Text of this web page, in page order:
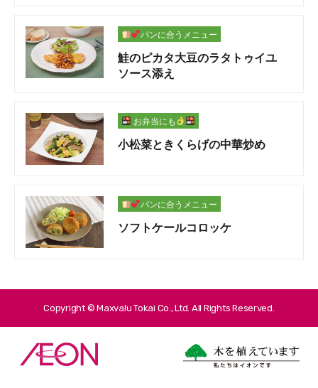
パンに合うメニュー
鮭のピカタ大豆のラタトゥイユ
ソース添え
お弁当にも
小松菜ときくらげの中華炒め
パンに合うメニュー
ソフトケールコロッケ
Copyright © Maxvalu Tokai Co., Ltd. All Rights Reserved.